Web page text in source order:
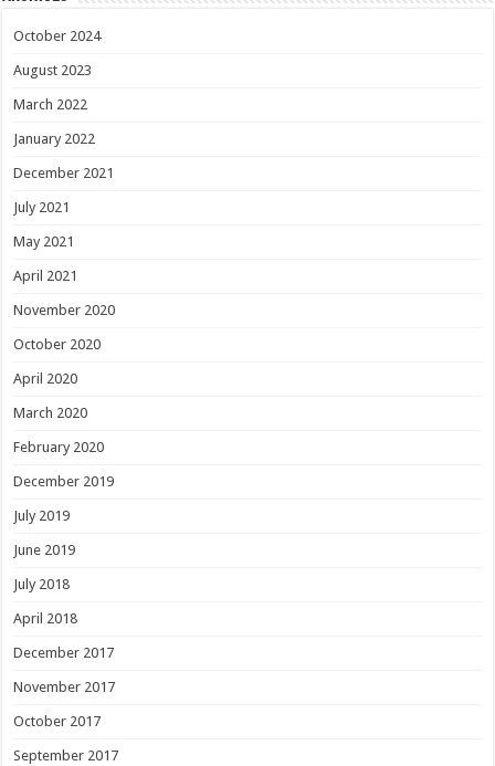
October 2024
August 2023
March 2022
January 2022
December 2021
July 2021
May 2021
April 2021
November 2020
October 2020
April 2020
March 2020
February 2020
December 2019
July 2019
June 2019
July 2018
April 2018
December 2017
November 2017
October 2017
September 2017